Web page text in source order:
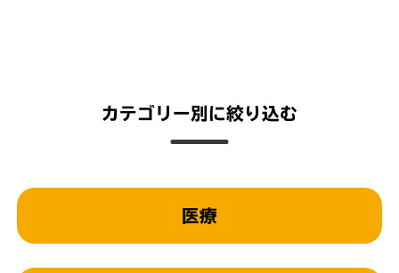
カテゴリー別に絞り込む
医療